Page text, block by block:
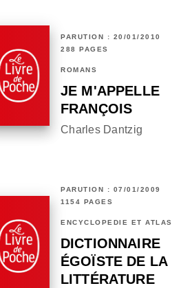
PARUTION : 20/01/2010
288 PAGES
ROMANS
JE M'APPELLE
FRANÇOIS
Charles Dantzig
PARUTION : 07/01/2009
1154 PAGES
ENCYCLOPÉDIE ET ATLAS
DICTIONNAIRE
ÉGOÏSTE DE LA
LITTÉRATURE